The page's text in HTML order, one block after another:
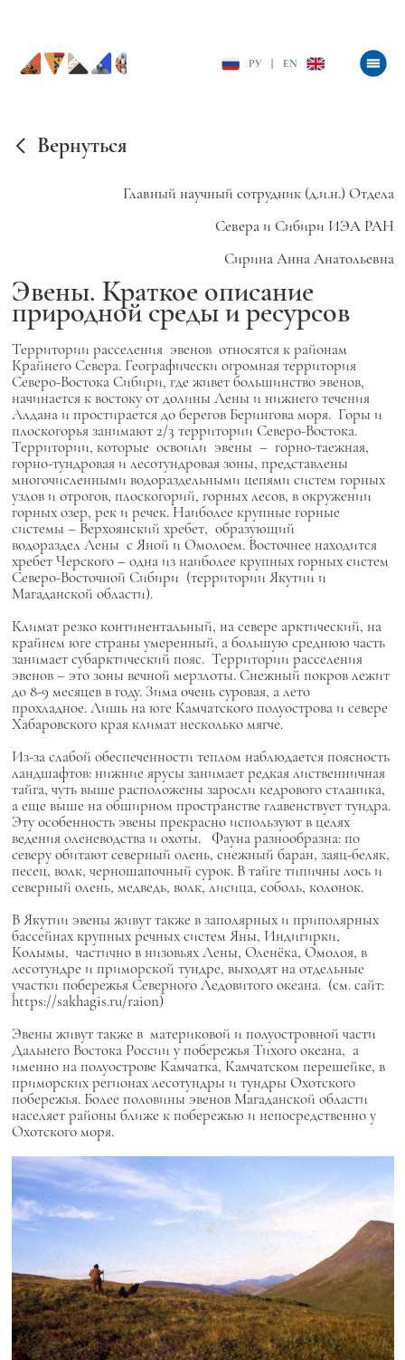
РУ EN
Вернуться
Главный научный сотрудник (д.и.н.) Отдела
Севера и Сибири ИЭА РАН
Сирина Анна Анатольевна
Эвены. Краткое описание
природной среды и ресурсов
Территории расселения эвенов относятся к районам
Крайнего Севера. Географически огромная территория
Северо-Востока Сибири, где живет большинство эвенов,
начинается к востоку от долины Лены и нижнего течения
Алдана и простирается до берегов Берингова моря. Горы и
плоскогорья занимают 2/3 территории Северо-Востока.
Территории, которые освоили эвены – горно-таежная,
горно-тундровая и лесотундровая зоны, представлены
многочисленными водораздельными цепями систем горных
узлов и отрогов, плоскогорий, горных лесов, в окружении
горных озер, рек и речек. Наиболее крупные горные
системы – Верхоянский хребет, образующий
водораздел Лены с Яной и Омолоем. Восточнее находится
хребет Черского – одна из наиболее крупных горных систем
Северо-Восточной Сибири (территории Якутии и
Магаданской области).
Климат резко континентальный, на севере арктический, на
крайнем юге страны умеренный, а большую среднюю часть
занимает субарктический пояс. Территории расселения
эвенов – это зоны вечной мерзлоты.Снежный покров лежит
до 8-9 месяцев в году. Зима очень суровая, а лето
прохладное. Лишь на юге Камчатского полуострова и севере
Хабаровского края климат несколько мягче.
Из-за слабой обеспеченности теплом наблюдается поясность
ландшафтов: нижние ярусы занимает редкая лиственничная
тайга, чуть выше расположены заросли кедрового стланика,
а еще выше на обширном пространстве главенствует тундра.
Эту особенность эвены прекрасно используют в целях
ведения оленеводства и охоты.
Фауна разнообразна: по
северу обитают северный олень, снежный баран, заяц-беляк,
песец, волк, черношапочный сурок. В тайге типичны лось и
северный олень, медведь, волк, лисица, соболь, колонок.
В Якутии эвены живут также взаполярных и приполярных
бассейнах крупных речных систем Яны, Индигирки,
Колымы, частично в низовьях Лены, Оленёка, Омолоя, в
лесотундре и приморской тундре, выходят на отдельные
участки побережья Северного Ледовитого океана. (см. сайт:
https://sakhagis.ru/raion)
Эвены живут также в материковой и полуостровной части
Дальнего Востока России у побережья Тихого океана, а
именно на полуострове Камчатка, Камчатском перешейке, в
приморских регионах лесотундры и тундры Охотского
побережья. Более половины эвенов Магаданской области
населяет районы ближе к побережью и непосредственно у
Охотского моря.